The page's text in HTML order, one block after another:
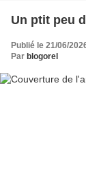
Un ptit peu
Publié le 21/06/
Par blogorel